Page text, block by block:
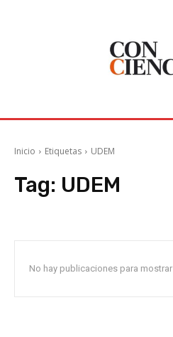
Inicio Etiquetas UDEM
Tag: UDEM
No hay publicaciones para mostrar